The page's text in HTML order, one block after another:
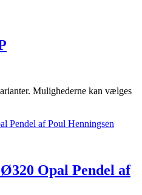
Mulighederne kan vælges
Opal Pendel af